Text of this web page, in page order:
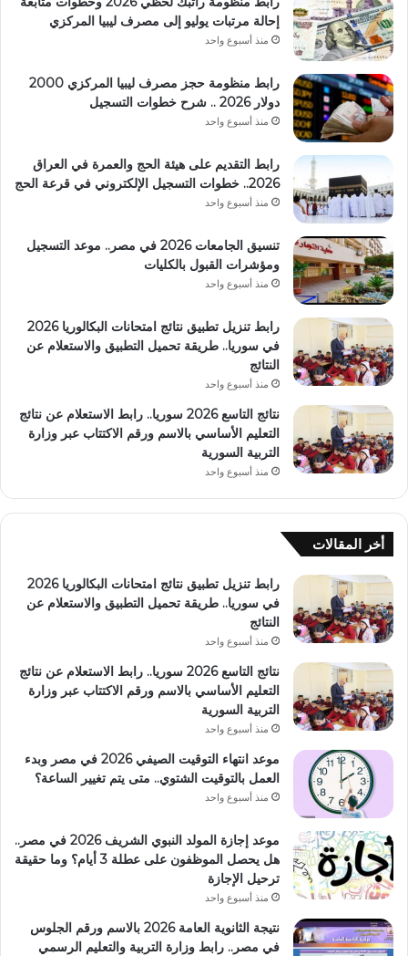
إحالة مرتبات يوليو إلى مصرف ليبيا المركزي
منذ أسبوع واحد
رابط منظومة حجز مصرف ليبيا المركزي 2000
دولار 2026 .. شرح خطوات التسجيل
منذ أسبوع واحد
رابط التقديم على هيئة الحج والعمرة في العراق
2026.. خطوات التسجيل الإلكتروني في قرعة الحج
منذ أسبوع واحد
تنسيق الجامعات 2026 في مصر.. موعد التسجيل
ومؤشرات القبول بالكليات
منذ أسبوع واحد
رابط تنزيل تطبيق نتائج امتحانات البكالوريا 2026
في سوريا.. طريقة تحميل التطبيق والاستعلام عن
النتائج
منذ أسبوع واحد
نتائج التاسع 2026 سوريا.. رابط الاستعلام عن نتائج
التعليم الأساسي بالاسم ورقم الاكتتاب عبر وزارة
التربية السورية
منذ أسبوع واحد
أخر المقالات
رابط تنزيل تطبيق نتائج امتحانات البكالوريا 2026
في سوريا.. طريقة تحميل التطبيق والاستعلام عن
النتائج
منذ أسبوع واحد
نتائج التاسع 2026 سوريا.. رابط الاستعلام عن نتائج
التعليم الأساسي بالاسم ورقم الاكتتاب عبر وزارة
التربية السورية
منذ أسبوع واحد
موعد انتهاء التوقيت الصيفي 2026 في مصر وبدء
العمل بالتوقيت الشتوي.. متى يتم تغيير الساعة؟
منذ أسبوع واحد
موعد إجازة المولد النبوي الشريف 2026 في مصر..
هل يحصل الموظفون على عطلة 3 أيام؟ وما حقيقة
ترحيل الإجازة
منذ أسبوع واحد
نتيجة الثانوية العامة 2026 بالاسم ورقم الجلوس
في مصر.. رابط وزارة التربية والتعليم الرسمي